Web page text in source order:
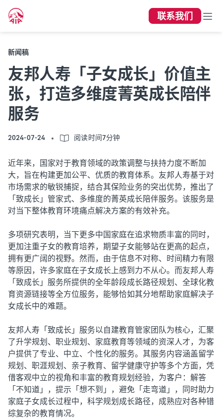
联系我们
新闻稿
友邦人寿「子女成长」价值主
张，打造多维度菁英成长陪伴
服务
2024-07-24 阅读时间7分钟
近年来，国家对于教育领域的政策调整与扶持力度不断加
大，旨在构建更加公平、优质的教育体系。友邦人寿基于对
市场需求的敏锐捕捉，结合其保险业务的突出优势，推出了
「致成长」管家式、多维度的菁英成长陪伴服务。该服务是
对当下整体教育环境痛点解决方案的有效补充。
多项研究表明，当下更多中国家庭在追求物质丰富的同时，
更加注重子女的教育培养，期望子女能够站在更高的起点，
拥有更广阔的视野。然而，由于信息不对称、时间精力有限
等原因，许多家庭在子女成长上感到力不从心。而友邦人寿
「致成长」服务所提供的全年龄段成长路径规划、全球化教
育资源链接等全方位服务，能够恰如其分地帮助家庭解决子
女成长中的难题。
友邦人寿「致成长」服务以自建教育管家团队为核心，汇聚
了升学规划、职业规划、家庭教育等领域的资深人才，为客
户提供了专业、中立、个性化的服务。其服务内容涵盖留学
规划、职涯规划、亲子教育、留学健康守护等多个方面，凭
借客观中立的视角和丰富的教育规划经验，为客户：解答
「不知道」，提示「想不到」，避免「走弯道」，同时助力
家庭子女成长过程中，科学规划成长路径，成熟应对各种错
综复杂的教育情况。